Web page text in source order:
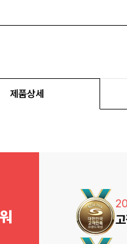
제품상세